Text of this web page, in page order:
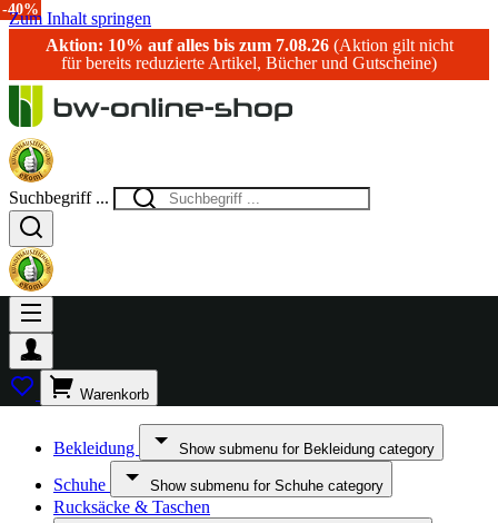
Zum Inhalt springen
Aktion: 10% auf alles bis zum 7.08.26(Aktion gilt nicht
für bereits reduzierte Artikel, Bücher und Gutscheine)
Suchbegriff ...
Warenkorb
Bekleidung Show submenu for Bekleidung category
Schuhe Show submenu for Schuhe category
Rucksäcke & Taschen
-30%
-40%
-17%
-20%
-10%
-50%
-30%
-35%
-21%
-50%
-30%
-40%